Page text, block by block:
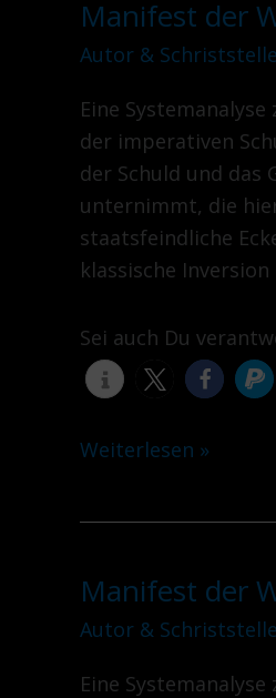
Manifest der
Autor &
Eine
der imperativen
der Schuld und das
unternimmt, die
staatsfeindliche
klassische
Sei auch Du
Manifest
der
Freiheit
Teil
XI
Weiterlesen »
Manifest der
Autor &
Eine
Manifest
der
Freiheit